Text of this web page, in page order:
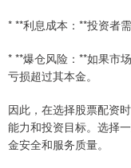
* **利息成本：**投资者
* **爆仓风险：**如果市
亏损超过其本金。
因此，在选择股票配资
能力和投资目标。选择
金安全和服务质量。